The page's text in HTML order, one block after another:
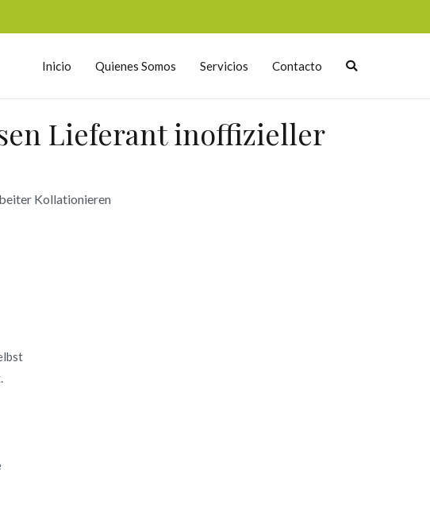
Inicio Quienes Somos Servicios Contacto
Lieferant inoffizieller
Kollationieren